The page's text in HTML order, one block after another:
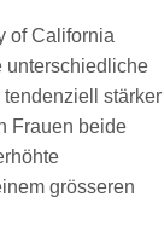
of California
unterschiedliche
stärker
Frauen beide
grösseren